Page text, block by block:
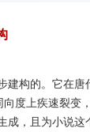
建构的。它在
度上疾速裂变
成，且为小说